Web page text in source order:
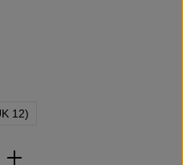
12)
den gewünschten